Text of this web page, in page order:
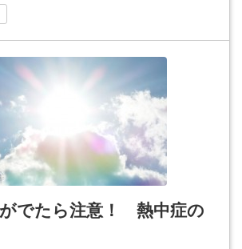
でたら注意！ 熱中症の